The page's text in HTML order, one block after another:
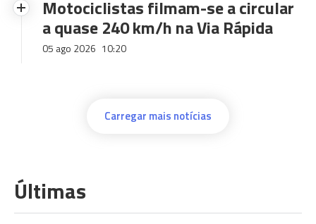
Motociclistas filmam-se a circular
a quase 240 km/h na Via Rápida
05 ago 2026 10:20
Carregar mais notícias
Últimas